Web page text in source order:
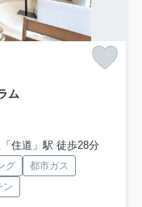
ム
住道」駅 徒歩28分
グ
都市ガス
ン